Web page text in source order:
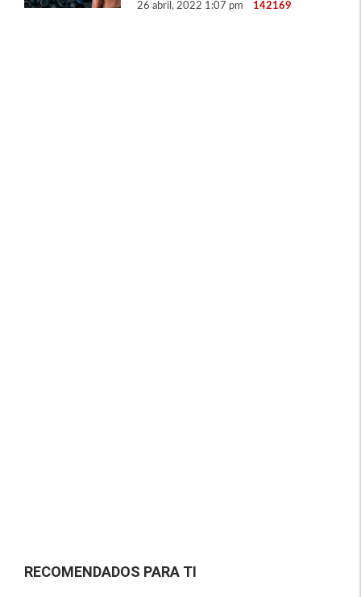
26 abril, 2022 1:07 pm 142169
RECOMENDADOS PARA TI